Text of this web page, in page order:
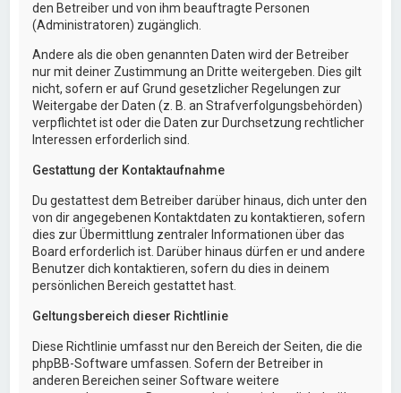
den Betreiber und von ihm beauftragte Personen
(Administratoren) zugänglich.
Andere als die oben genannten Daten wird der Betreiber
nur mit deiner Zustimmung an Dritte weitergeben. Dies gilt
nicht, sofern er auf Grund gesetzlicher Regelungen zur
Weitergabe der Daten (z. B. an Strafverfolgungsbehörden)
verpflichtet ist oder die Daten zur Durchsetzung rechtlicher
Interessen erforderlich sind.
Gestattung der Kontaktaufnahme
Du gestattest dem Betreiber darüber hinaus, dich unter den
von dir angegebenen Kontaktdaten zu kontaktieren, sofern
dies zur Übermittlung zentraler Informationen über das
Board erforderlich ist. Darüber hinaus dürfen er und andere
Benutzer dich kontaktieren, sofern du dies in deinem
persönlichen Bereich gestattet hast.
Geltungsbereich dieser Richtlinie
Diese Richtlinie umfasst nur den Bereich der Seiten, die die
phpBB-Software umfassen. Sofern der Betreiber in
anderen Bereichen seiner Software weitere